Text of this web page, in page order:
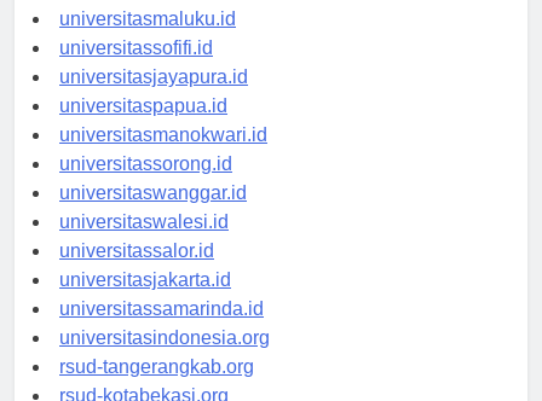
universitasambon.id
universitasmaluku.id
universitassofifi.id
universitasjayapura.id
universitaspapua.id
universitasmanokwari.id
universitassorong.id
universitaswanggar.id
universitaswalesi.id
universitassalor.id
universitasjakarta.id
universitassamarinda.id
universitasindonesia.org
rsud-tangerangkab.org